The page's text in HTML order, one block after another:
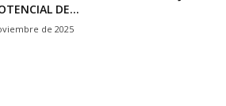
DE...
de 2025